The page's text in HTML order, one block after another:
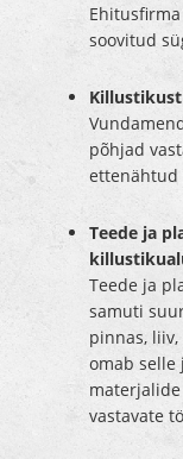
soovitud
põhjad
ettenähtud
Teede ja
Teede ja
samuti
pinnas,
omab selle
vastavate